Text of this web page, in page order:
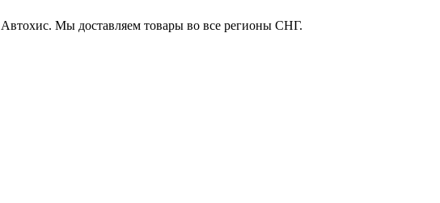
Мы доставляем товары во все регионы СНГ.